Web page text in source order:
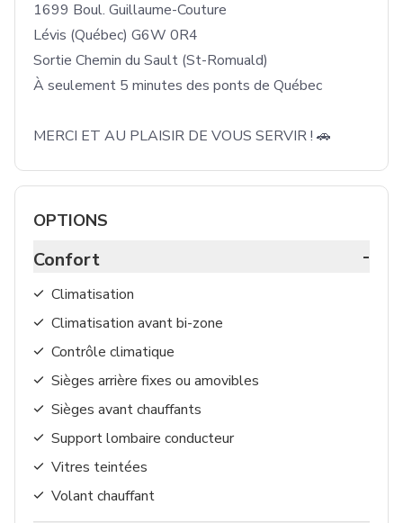
1699 Boul. Guillaume-Couture
Lévis (Québec) G6W 0R4
Sortie Chemin du Sault (St-Romuald)
À seulement 5 minutes des ponts de Québec
OPTIONS
Confort -
Climatisation
Climatisation avant bi-zone
Contrôle climatique
Sièges arrière fixes ou amovibles
Sièges avant chauffants
Support lombaire conducteur
Vitres teintées
Volant chauffant